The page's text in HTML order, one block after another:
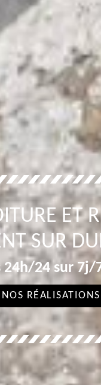
ET
SUR
24 sur 7j/
NOS RÉALISATIONS